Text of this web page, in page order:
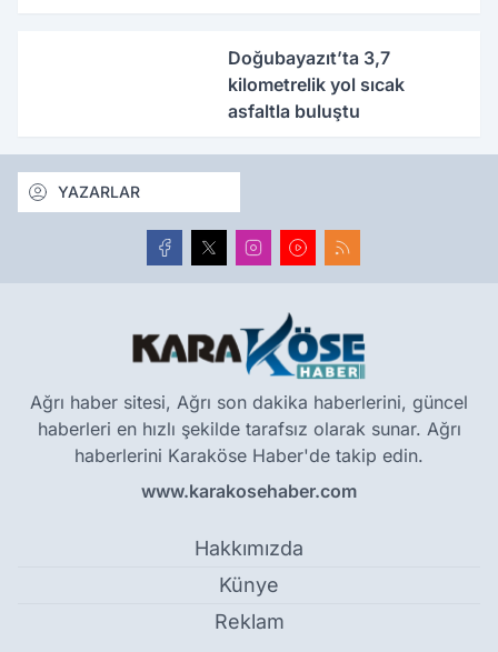
Doğubayazıt’ta 3,7
kilometrelik yol sıcak
asfaltla buluştu
YAZARLAR
Ağrı haber sitesi, Ağrı son dakika haberlerini, güncel
haberleri en hızlı şekilde tarafsız olarak sunar. Ağrı
haberlerini Karaköse Haber'de takip edin.
www.karakosehaber.com
Hakkımızda
Künye
Reklam